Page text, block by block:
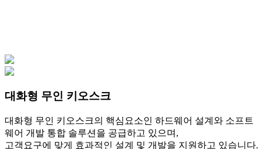
대화형 무인 키오스크
대화형 무인 키오스크의 핵심요소인 하드웨어 설계와 소프트
웨어 개발 통합 솔루션을 공급하고 있으며,
고객요구에 맞게 효과적인 설계 및 개발을 지원하고 있습니다.